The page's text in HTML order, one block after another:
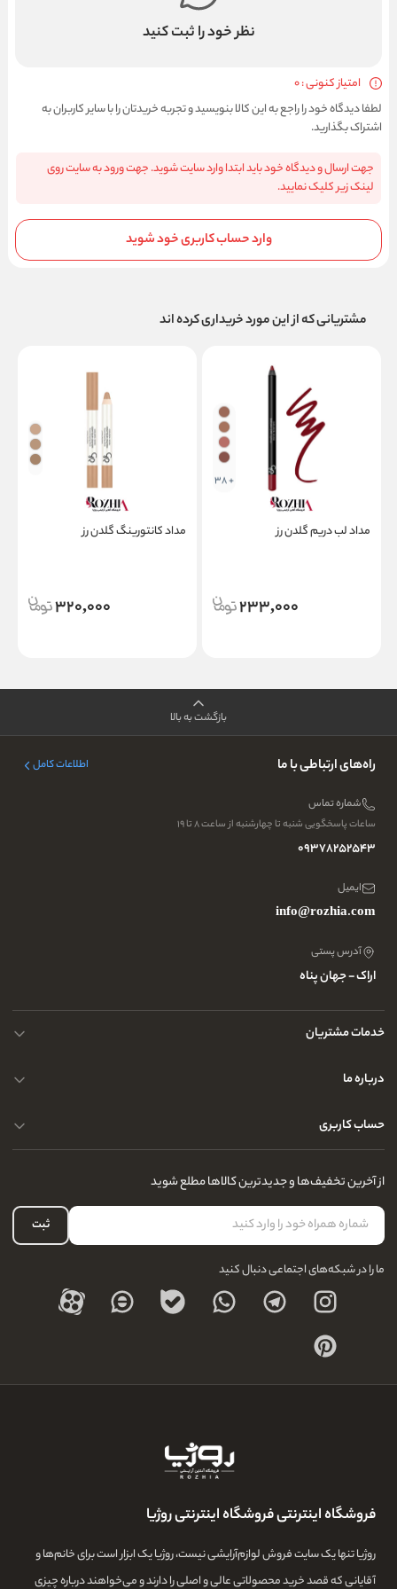
نظر خود را ثبت کنید
امتیاز کنونی : 0
لطفا دیدگاه خود را راجع به این کالا بنویسید و تجربه خریدتان را با سایر کاربران به
اشتراک بگذارید.
جهت ارسال و دیدگاه خود باید ابتدا وارد سایت شوید. جهت ورود به سایت روی
لینک زیر کلیک نمایید.
وارد حساب کاربری خود شوید
مشتریانی که از این مورد خریداری کرده اند
+ 38
مداد لب دریم گلدن رز
233,000
مداد کانتورینگ گلدن رز
320,000
بازگشت به بالا
راه‌های ارتباطی با ما اطلاعات کامل
شماره تماس
ساعات پاسخگویی شنبه تا چهارشنبه از ساعت ۸ تا ۱۹
09378252543
ایمیل
info@rozhia.com
آدرس پستی
اراک - جهان پناه
خدمات مشتریان
حریم خصوصی کاربران
تماس با ما
درباره ما
سوالات متداول
آدرس فروشگاه
نحوه ارسال کالا
نحوه بازگشت کالا
درباره ما
حساب کاربری
لیست علاقه‌مندی
حساب کاربری
از آخرین تخفیف‌ها و جدیدترین کالاها مطلع شوید
ثبت
ما را در شبکه‌های اجتماعی دنبال کنید
فروشگاه اینترنتی فروشگاه اینترنتی روژیا
روژیا تنها یک سایت فروش لوازم‌آرایشی نیست، روژیا یک ابزار است برای خانم‌ها و
آقایانی که قصد خرید محصولاتی عالی و اصلی را دارند و می‌خواهند درباره چیزی